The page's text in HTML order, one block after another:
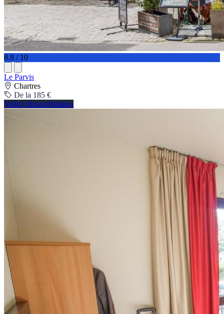
8.8 / 10
Le Parvis
Chartres
De la 185 €
Vedeți disponibilitatea